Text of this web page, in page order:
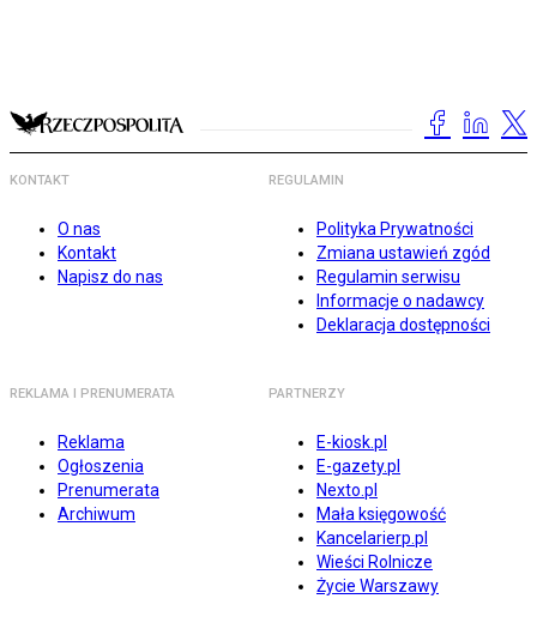
KONTAKT
O nas
Kontakt
Napisz do nas
REGULAMIN
Polityka Prywatności
Zmiana ustawień zgód
Regulamin serwisu
Informacje o nadawcy
Deklaracja dostępności
REKLAMA I PRENUMERATA
Reklama
Ogłoszenia
Prenumerata
Archiwum
PARTNERZY
E-kiosk.pl
E-gazety.pl
Nexto.pl
Mała księgowość
Kancelarierp.pl
Wieści Rolnicze
Życie Warszawy